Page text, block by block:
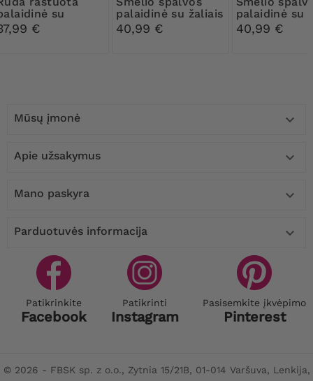
su
ir
€
palaidinė su žaliais
ir bordo spalvos
raštais
40,99 €
palaidinė su
rugiagėlių
ir oranžinės
40,99 €
Mūsų įmonė 
Apie užsakymus 
Mano paskyra 
Parduotuvės informacija 
Patikrinkite
Facebook
Patikrinti
Instagram
Pasisemkite įkvėpimo
Pinterest
© 2026 - FBSK sp. z o.o., Zytnia 15/21B, 01-014 Varšuva, Lenkija,